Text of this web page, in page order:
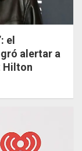
el
alertar a
Hilton